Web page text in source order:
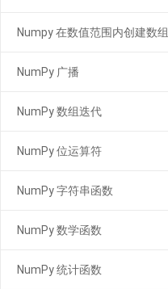
Numpy 在数值范围内创建数组
NumPy 广播
NumPy 数组迭代
NumPy 位运算符
NumPy 字符串函数
NumPy 数学函数
NumPy 统计函数